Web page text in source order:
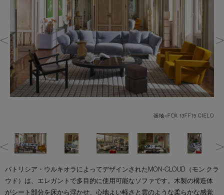
MAGAZINE
SUPPORT
SHOPS
CATALOGUES
PROFESSIONAL
張地=FOX 13FF15 CIELO
パトリシア・ウルキオラによってデザインされたMON-CLOUD（モン クラ
ウド）は、エレガントで多目的に使用可能なソファです。木製の構造体
がシート部分を床から浮かせ、心地よい軽さと雲のような柔らかな感覚